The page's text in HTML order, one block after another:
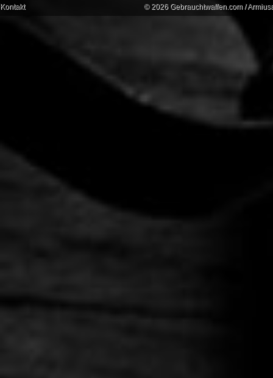
Kontakt © 2026 Gebrauchtwaffen.com /